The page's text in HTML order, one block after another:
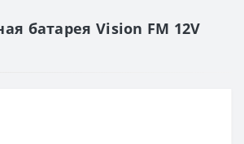
батарея Vision FM 12V